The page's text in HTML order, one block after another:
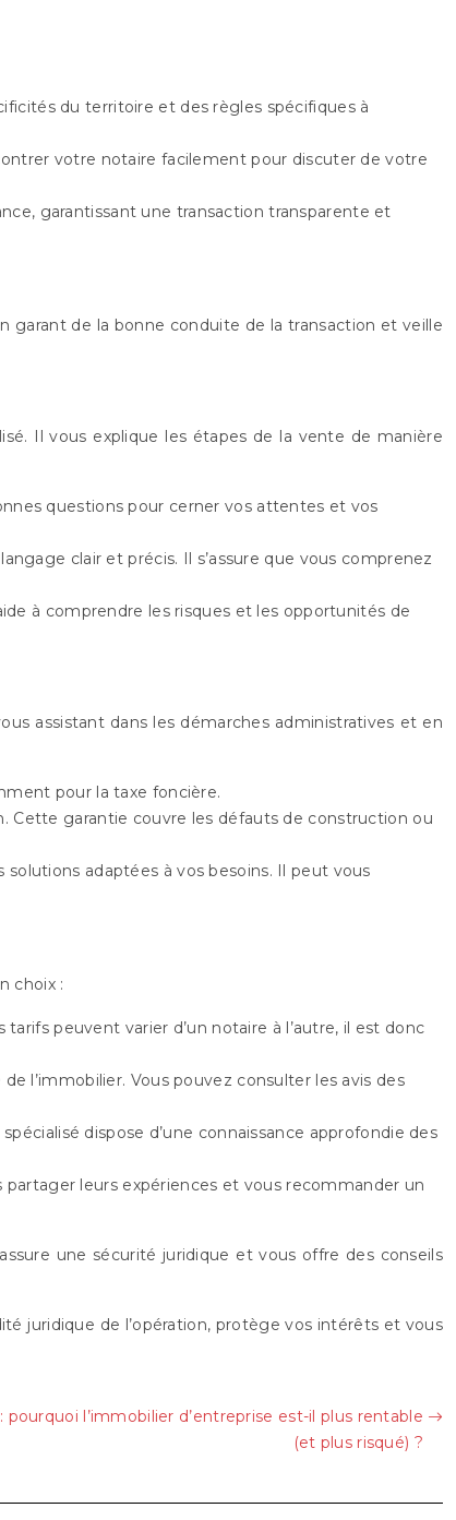
du territoire et des règles spécifiques à
votre notaire facilement pour discuter de votre
garantissant une transaction transparente et
garant de la bonne conduite de la transaction et veille
Il vous explique les étapes de la vente de manière
questions pour cerner vos attentes et vos
clair et précis. Il s’assure que vous comprenez
à comprendre les risques et les opportunités de
assistant dans les démarches administratives et en
pour la taxe foncière.
Cette garantie couvre les défauts de construction ou
adaptées à vos besoins. Il peut vous
choix :
peuvent varier d’un notaire à l’autre, il est donc
l’immobilier. Vous pouvez consulter les avis des
dispose d’une connaissance approfondie des
partager leurs expériences et vous recommander un
une sécurité juridique et vous offre des conseils
juridique de l’opération, protège vos intérêts et vous
l’immobilier d’entreprise est-il plus rentable
(et plus risqué) ?